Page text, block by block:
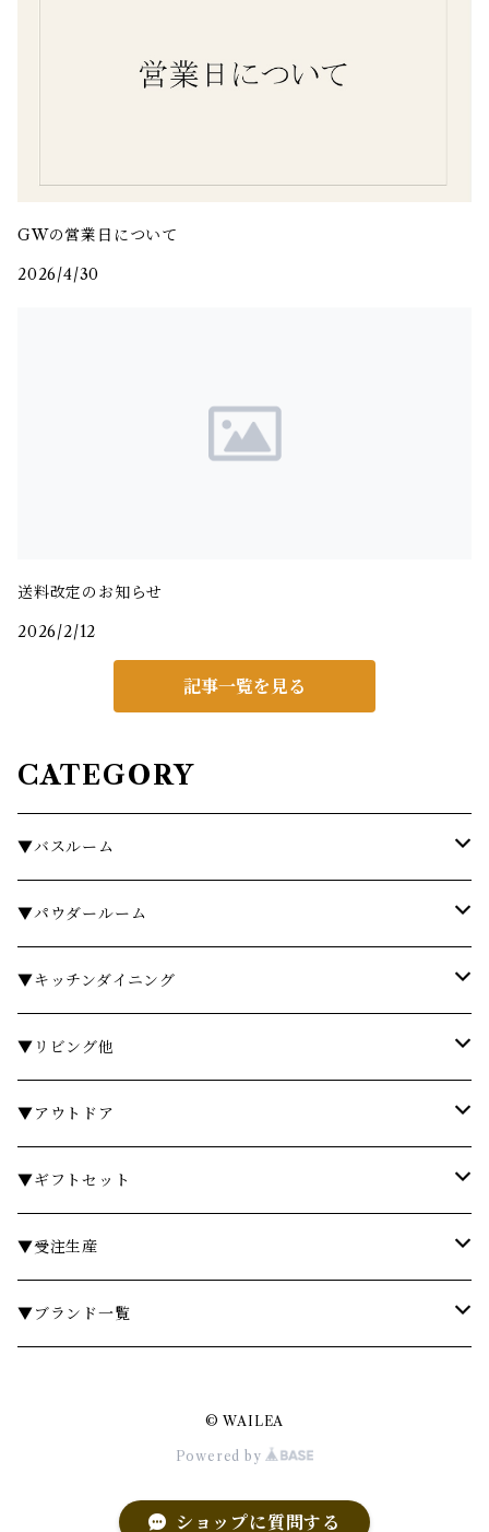
GWの営業日について
2026/4/30
送料改定のお知らせ
2026/2/12
記事一覧を見る
CATEGORY
▼バスルーム
タオル
バスローブ
石鹸・ボディソープ
入浴剤・バスソルト
ディスペンサー・ソープディッシュ
ボディケア
衣類ケア
ギフトセット・セット
その他アイテム
▼パウダールーム
石鹸・ハンドウォッシュ
ディスペンサー・ソープディッシュ
歯ブラシスタンド・タンブラー
ハンドクリーム
ランドリーバスケット
ミラー
▼キッチンダイニング
お皿・プレート
グラス・コップ
カトラリー
箸・箸置き
ランチョンマット・コースター
▼リビング他
フレグランス
フレグランスランプ
リードディフューザー
時計
キャンドル
フラワーベース
ブリザーブグリーン
▼アウトドア
テーブル
椅子・スツール
その他
▼ギフトセット
￥3,000～
￥5,000～
▼受注生産
テーブル
▼ブランド一覧
© WAILEA
Powered by
ショップに質問する